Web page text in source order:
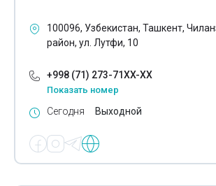
100096, Узбекистан, Ташкент,
район, ул. Лутфи, 10
+998 (71) 273-71XX-XX
Показать номер
Сегодня Выходной